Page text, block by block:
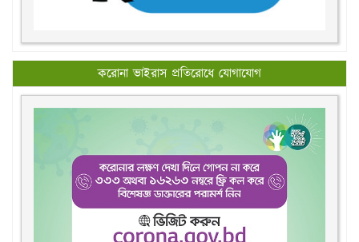
করোনা ভাইরাস প্রতিরোধে যোগাযোগ